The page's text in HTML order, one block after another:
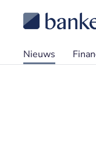
Nieuws